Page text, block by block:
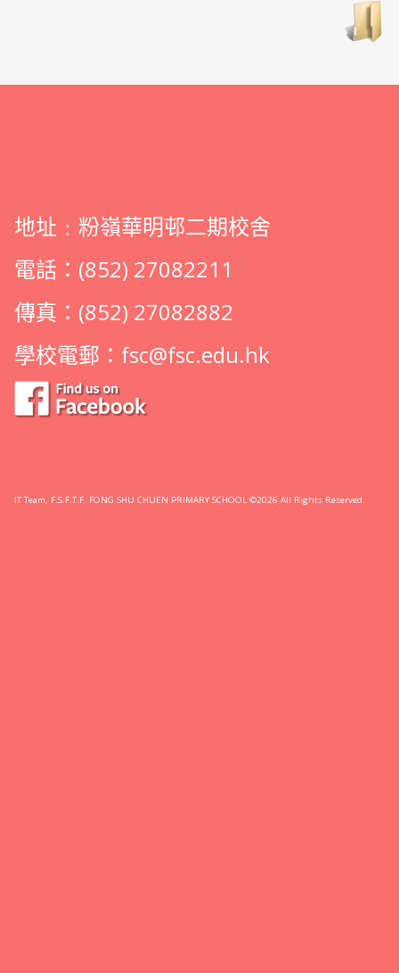
地址﹕粉嶺華明邨二期校舍
電話：(852) 27082211
傳真：(852) 27082882
學校電郵： fsc@fsc.edu.hk
IT Team, F.S.F.T.F. FONG SHU CHUEN PRIMARY SCHOOL ©2026 All Rights Reserved.